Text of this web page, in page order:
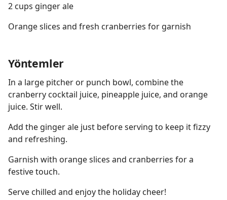
2 cups ginger ale
Orange slices and fresh cranberries for garnish
Yöntemler
In a large pitcher or punch bowl, combine the
cranberry cocktail juice, pineapple juice, and orange
juice. Stir well.
Add the ginger ale just before serving to keep it fizzy
and refreshing.
Garnish with orange slices and cranberries for a
festive touch.
Serve chilled and enjoy the holiday cheer!